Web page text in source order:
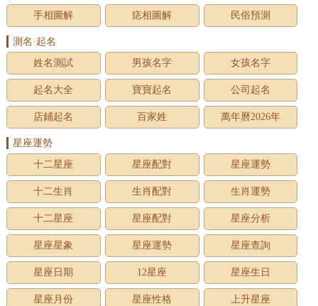
手相圖解 痣相圖解 民俗預測
測名·起名
姓名測試
男孩名字 女孩名字
起名大全 寶寶起名 公司起名
店鋪起名 百家姓 萬年曆2026年
星座運勢
十二星座
星座配對 星座運勢
十二生肖 生肖配對 生肖運勢
十二星座 星座配對 星座分析
星座星象 星座運勢 星座查詢
星座日期 12星座 星座生日
星座月份 星座性格 上升星座